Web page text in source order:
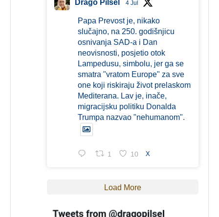
Drago Pilsel 4 Jul
Papa Prevost je, nikako
slučajno, na 250. godišnjicu
osnivanja SAD-a i Dan
neovisnosti, posjetio otok
Lampedusu, simbolu, jer ga se
smatra "vratom Europe" za sve
one koji riskiraju život prelaskom
Mediterana. Lav je, inače,
migracijsku politiku Donalda
Trumpa nazvao "nehumanom".
1 10 X
Load More